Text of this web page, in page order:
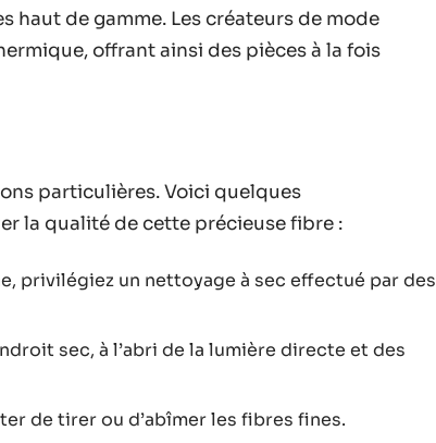
haut de gamme. Les créateurs de mode
offrant ainsi des pièces à la fois
particulières. Voici quelques
la qualité de cette précieuse fibre :
privilégiez un nettoyage à sec effectué par des
sec, à l’abri de la lumière directe et des
de tirer ou d’abîmer les fibres fines.